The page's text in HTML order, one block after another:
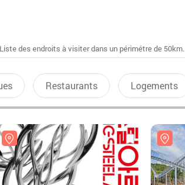
des endroits à visiter dans un périmétre de 50km.
Restaurants Logements